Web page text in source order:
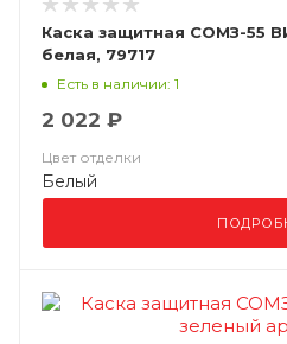
Каска защитная СОМЗ-55
белая, 79717
Есть в наличии: 1
2 022 ₽
Цвет отделки
Белый